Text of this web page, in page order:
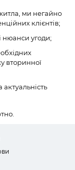
ми негайно
клієнтів;
нюанси угоди;
вторинної